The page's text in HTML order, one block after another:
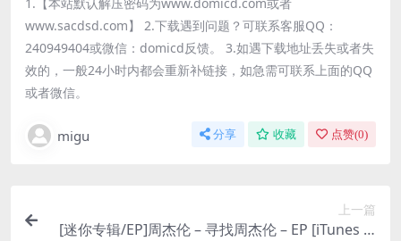
1.【本站默认解压密码为www.domicd.com或者
www.sacdsd.com】 2.下载遇到问题？可联系客服QQ：
240949404或微信：domicd反馈。 3.如遇下载地址丢失或者失
效的，一般24小时内都会重新补链接，如急需可联系上面的QQ
或者微信。
migu 分享 收藏 点赞(0)
上一篇
[迷你专辑/EP]周杰伦 – 寻找周杰伦 – EP [iTunes Pl